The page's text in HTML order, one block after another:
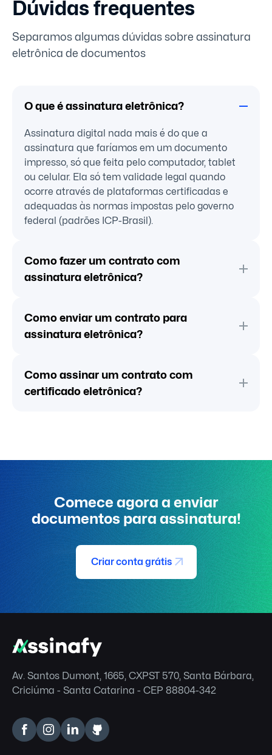
Dúvidas frequentes
Separamos algumas dúvidas sobre assinatura
eletrônica de documentos
O que é assinatura eletrônica?
Assinatura digital nada mais é do que a
assinatura que faríamos em um documento
impresso, só que feita pelo computador, tablet
ou celular. Ela só tem validade legal quando
ocorre através de plataformas certificadas e
adequadas às normas impostas pelo governo
federal (padrões ICP-Brasil).
Como fazer um contrato com
assinatura eletrônica?
Como enviar um contrato para
assinatura eletrônica?
Como assinar um contrato com
certificado eletrônica?
Comece agora a enviar
documentos para assinatura!
Criar conta grátis
Av. Santos Dumont, 1665, CXPST 570, Santa Bárbara,
Criciúma - Santa Catarina - CEP 88804-342